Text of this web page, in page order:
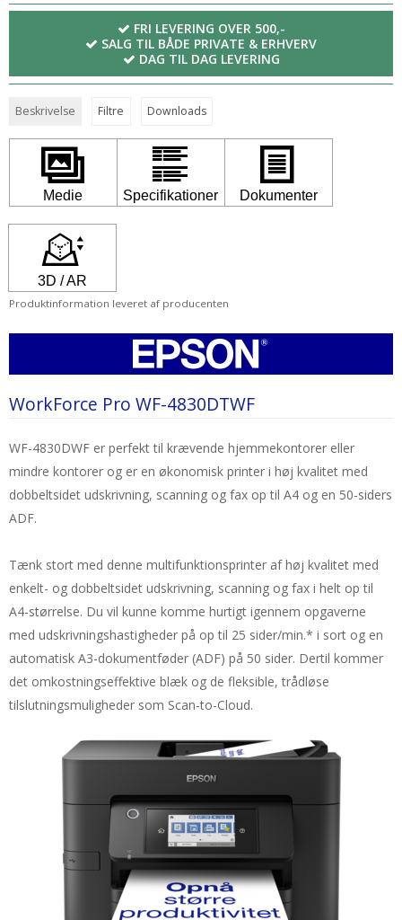
FRI LEVERING OVER 500,-
SALG TIL BÅDE PRIVATE & ERHVERV
DAG TIL DAG LEVERING
Beskrivelse Filtre Downloads
Produktinformation leveret af producenten
WorkForce Pro WF-4830DTWF
WF-4830DWF er perfekt til krævende hjemmekontorer eller
mindre kontorer og er en økonomisk printer i høj kvalitet med
dobbeltsidet udskrivning, scanning og fax op til A4 og en 50-siders
ADF.
Tænk stort med denne multifunktionsprinter af høj kvalitet med
enkelt- og dobbeltsidet udskrivning, scanning og fax i helt op til
A4-størrelse. Du vil kunne komme hurtigt igennem opgaverne
med udskrivningshastigheder på op til 25 sider/min.* i sort og en
automatisk A3-dokumentføder (ADF) på 50 sider. Dertil kommer
det omkostningseffektive blæk og de fleksible, trådløse
tilslutningsmuligheder som Scan-to-Cloud.